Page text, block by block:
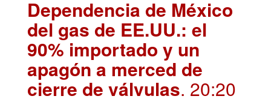
Dependencia de México
del gas de EE.UU.: el
90% importado y un
apagón a merced de
cierre de válvulas. 20:20